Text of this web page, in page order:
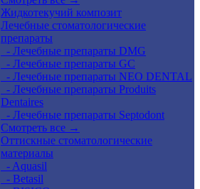
Жидкотекучий композит
Лечебные стоматологические
препараты
- Лечебные препараты DMG
- Лечебные препараты GC
- Лечебные препараты NEO DENTAL
- Лечебные препараты Produits
Dentaires
- Лечебные препараты Septodont
Смотреть все →
Оттискные стоматологические
материалы
- Aquasil
- Betasil